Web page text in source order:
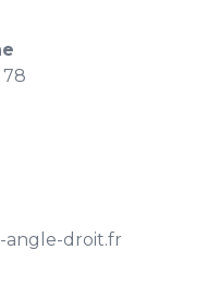
78
angle-droit.fr